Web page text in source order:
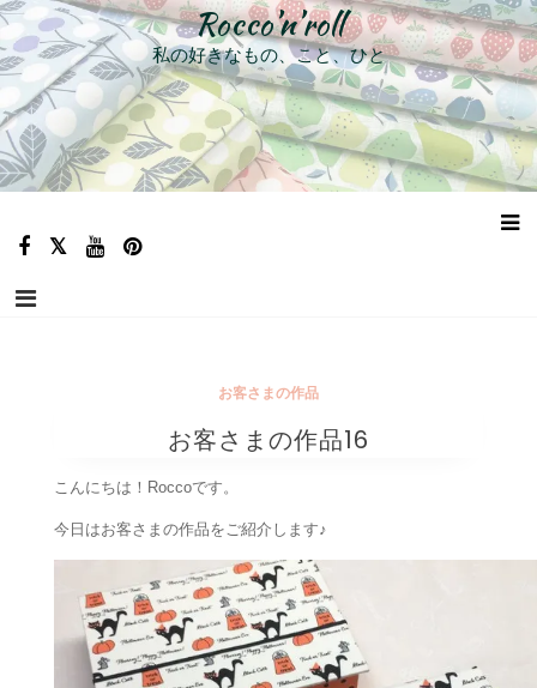
コ
テ
ツ
へ
ス
キ
Rocco’n’roll
私の好きなもの、こと、ひと
お客さまの作品
お客さまの作品16
こんにちは！Roccoです。
今日はお客さまの作品をご紹介します♪